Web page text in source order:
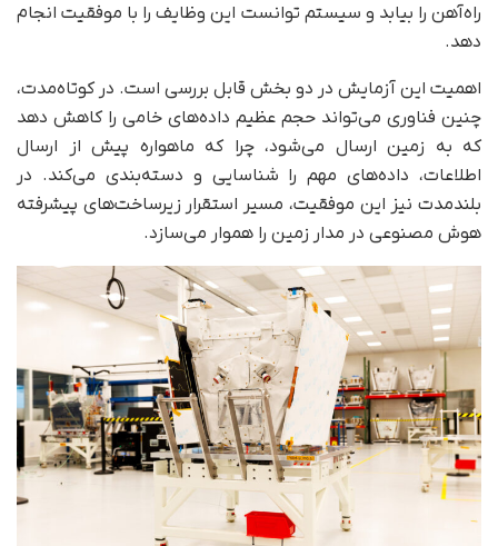
راه‌آهن را بیابد و سیستم توانست این وظایف را با موفقیت انجام
دهد.
اهمیت این آزمایش در دو بخش قابل بررسی است. در کوتاه‌مدت،
چنین فناوری‌ می‌تواند حجم عظیم داده‌های خامی را کاهش دهد
که به زمین ارسال می‌شود، چرا که ماهواره پیش از ارسال
اطلاعات، داده‌های مهم را شناسایی و دسته‌بندی می‌کند. در
بلندمدت نیز این موفقیت، مسیر استقرار زیرساخت‌های پیشرفته
هوش مصنوعی در مدار زمین را هموار می‌سازد.